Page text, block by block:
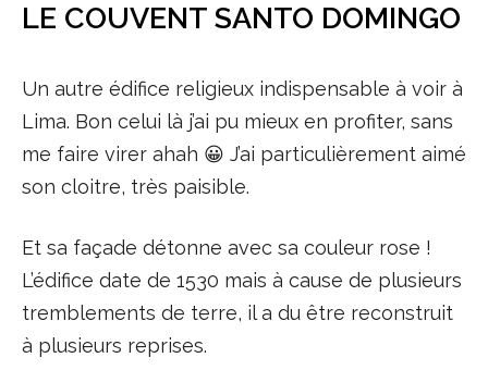
LE COUVENT SANTO DOMINGO
Un autre édifice religieux indispensable à voir à
Lima. Bon celui là j’ai pu mieux en profiter, sans
me faire virer ahah 😀 J’ai particulièrement aimé
son cloitre, très paisible.
Et sa façade détonne avec sa couleur rose !
L’édifice date de 1530 mais à cause de plusieurs
tremblements de terre, il a du être reconstruit
à plusieurs reprises.